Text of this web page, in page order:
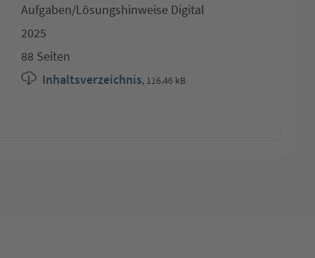
Aufgaben/Lösungshinweise Digital
2025
88 Seiten
Inhaltsverzeichnis, 116.46 kB